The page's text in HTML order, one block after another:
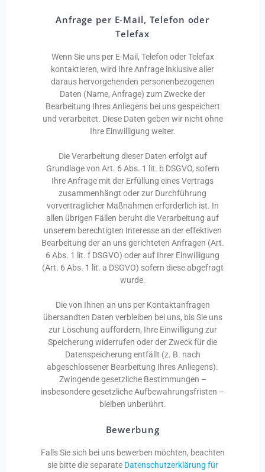
Anfrage per E-Mail, Telefon oder
Telefax
Wenn Sie uns per E-Mail, Telefon oder Telefax
kontaktieren, wird Ihre Anfrage inklusive aller
daraus hervorgehenden personenbezogenen
Daten (Name, Anfrage) zum Zwecke der
Bearbeitung Ihres Anliegens bei uns gespeichert
und verarbeitet. Diese Daten geben wir nicht ohne
Ihre Einwilligung weiter.
Die Verarbeitung dieser Daten erfolgt auf
Grundlage von Art. 6 Abs. 1 lit. b DSGVO, sofern
Ihre Anfrage mit der Erfüllung eines Vertrags
zusammenhängt oder zur Durchführung
vorvertraglicher Maßnahmen erforderlich ist. In
allen übrigen Fällen beruht die Verarbeitung auf
unserem berechtigten Interesse an der effektiven
Bearbeitung der an uns gerichteten Anfragen (Art.
6 Abs. 1 lit. f DSGVO) oder auf Ihrer Einwilligung
(Art. 6 Abs. 1 lit. a DSGVO) sofern diese abgefragt
wurde.
Die von Ihnen an uns per Kontaktanfragen
übersandten Daten verbleiben bei uns, bis Sie uns
zur Löschung auffordern, Ihre Einwilligung zur
Speicherung widerrufen oder der Zweck für die
Datenspeicherung entfällt (z. B. nach
abgeschlossener Bearbeitung Ihres Anliegens).
Zwingende gesetzliche Bestimmungen –
insbesondere gesetzliche Aufbewahrungsfristen –
bleiben unberührt.
Bewerbung
Falls Sie sich bei uns bewerben möchten, beachten
sie bitte die separate Datenschutzerklärung für